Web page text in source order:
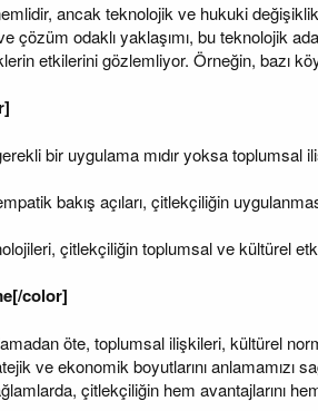
ancak teknolojik ve hukuki
çözüm odaklı yaklaşımı, bu teknolojik
etkilerini gözlemliyor. Örneğin, bazı
bir uygulama mıdır yoksa toplumsal
bakış açıları, çitlekçiliğin
çitlekçiliğin toplumsal ve kültürel
color]
öte, toplumsal ilişkileri, kültürel
ve ekonomik boyutlarını
çitlekçiliğin hem avantajlarını